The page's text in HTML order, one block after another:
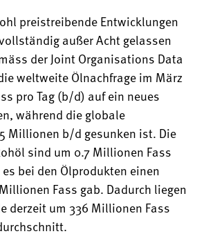
preistreibende Entwicklungen
außer Acht gelassen
der Joint Organisations Data
weltweite Ölnachfrage im März
pro Tag (b/d) auf ein neues
während die globale
Millionen b/d gesunken ist. Die
sind um 0.7 Millionen Fass
bei den Ölprodukten einen
Fass gab. Dadurch liegen
derzeit um 336 Millionen Fass